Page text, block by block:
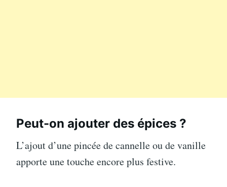
Peut-on ajouter des épices ?
L’ajout d’une pincée de cannelle ou de vanille
apporte une touche encore plus festive.